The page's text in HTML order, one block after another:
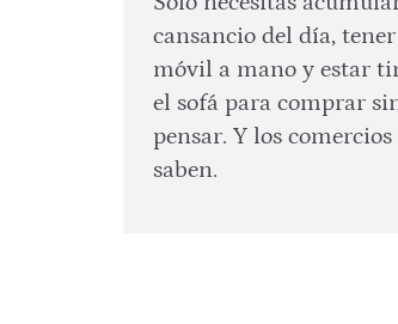
cansancio del día,
móvil a mano y estar
el sofá para comprar
pensar. Y los
saben.